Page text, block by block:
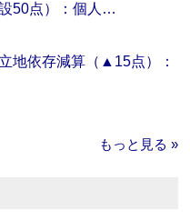
50点）：個人…
地依存減算（▲15点）：
もっと見る »